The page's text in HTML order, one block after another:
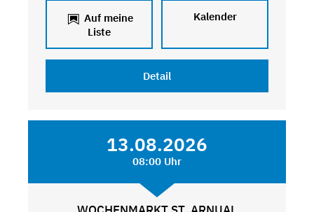
Auf meine
Liste
Kalender
Detail
13.08.2026
08:00 Uhr